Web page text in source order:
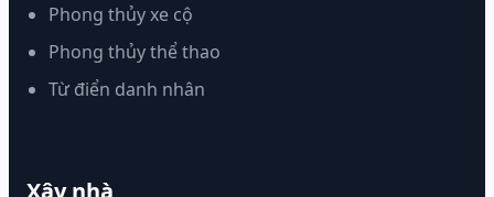
Phong thủy xe cộ
Phong thủy thể thao
Từ điển danh nhân
Xây nhà